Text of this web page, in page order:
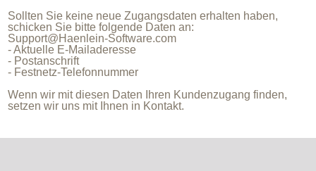
Sollten Sie keine neue Zugangsdaten erhalten haben,
schicken Sie bitte folgende Daten an:
Support@Haenlein-Software.com
- Aktuelle E-Mailaderesse
- Postanschrift
- Festnetz-Telefonnummer
Wenn wir mit diesen Daten Ihren Kundenzugang finden,
setzen wir uns mit Ihnen in Kontakt.